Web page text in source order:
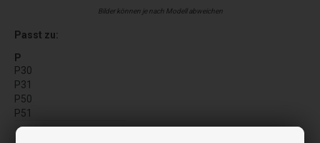
Bilder können je nach Modell abweichen
Passt zu:
P
P30
P31
P50
P51